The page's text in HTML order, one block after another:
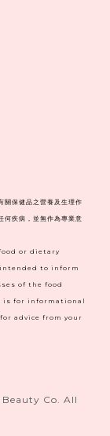
關保健品之營養及生理作
何疾病，並無作為專業意
or dietary
to inform
of the food
is for informational
advice from your
Co. All